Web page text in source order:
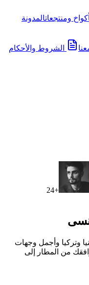
ومنتجعاتالمدونة
الشروط والأحكام
+24
وتركيا وأجمل وجهات
من المطار إلى